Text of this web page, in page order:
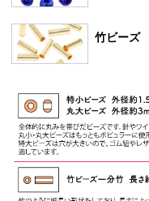
竹ビーズ